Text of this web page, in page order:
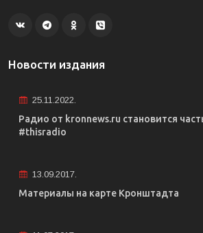
Новости издания
25.11.2022.
Радио от kronnews.ru становится
#thisradio
13.09.2017.
Материалы на карте Кронштадта